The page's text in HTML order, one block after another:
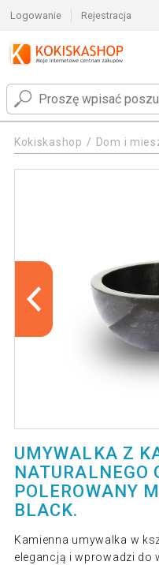
Logowanie Rejestracja
Kokiskashop Dom i
UMYWALKA Z
NATURALNEGO
POLEROWANY
BLACK.
Kamienna umywalka w
elegancją i wprowadzi do